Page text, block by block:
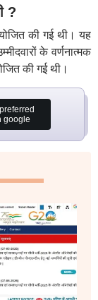
?
की गई थी। यह
के वर्णनात्मक
की गई थी।
google